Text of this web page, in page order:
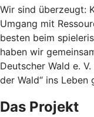
Wir sind überzeugt:
Umgang mit
besten beim
haben wir
Deutscher Wald e.
der Wald“ ins Leben
Das Projekt